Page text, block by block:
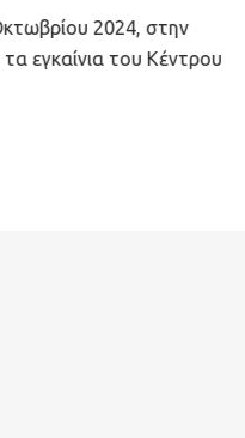
2024, στην
εγκαίνια του Κέντρου